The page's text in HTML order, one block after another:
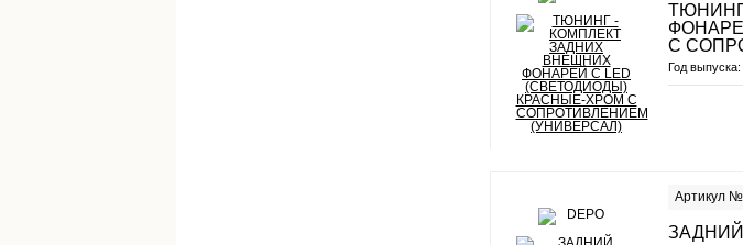
С
Год выпуска:
Артикул